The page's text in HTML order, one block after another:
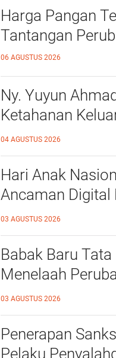
Harga Pangan
Tantangan
06 AGUSTUS 2026
Ny. Yuyun
Ketahanan
Kalidawir
04 AGUSTUS 2026
Hari Anak
Ancaman Digital
Ahmad
Ramah Anak
03 AGUSTUS 2026
Babak Baru
Menelaah
39/2025 Menjadi
03 AGUSTUS 2026
Penerapan
Pelaku